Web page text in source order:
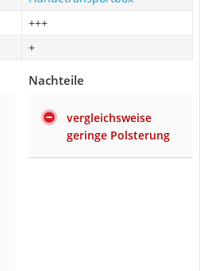
+++
+
Nachteile
vergleichsweise
geringe Polsterung